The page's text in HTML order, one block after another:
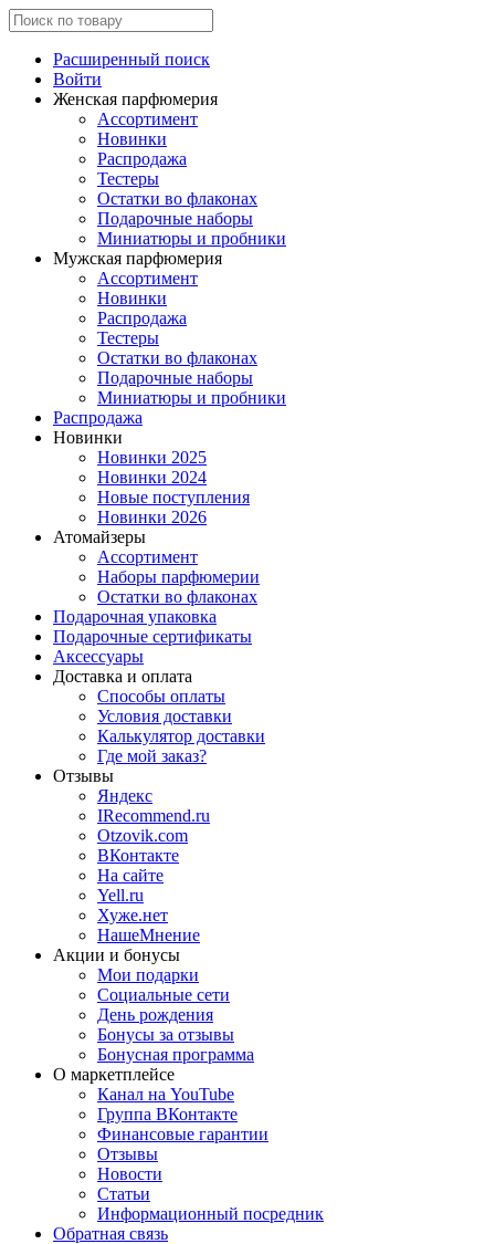
Расширенный поиск
Войти
Женская парфюмерия
Ассортимент
Новинки
Распродажа
Тестеры
Остатки во флаконах
Подарочные наборы
Миниатюры и пробники
Мужская парфюмерия
Ассортимент
Новинки
Распродажа
Тестеры
Остатки во флаконах
Подарочные наборы
Миниатюры и пробники
Распродажа
Новинки
Новинки 2025
Новинки 2024
Новые поступления
Новинки 2026
Атомайзеры
Ассортимент
Наборы парфюмерии
Остатки во флаконах
Подарочная упаковка
Подарочные сертификаты
Аксессуары
Доставка и оплата
Способы оплаты
Условия доставки
Калькулятор доставки
Где мой заказ?
Отзывы
Яндекс
IRecommend.ru
Otzovik.com
ВКонтакте
На сайте
Yell.ru
Хуже.нет
НашеМнение
Акции и бонусы
Мои подарки
Социальные сети
День рождения
Бонусы за отзывы
Бонусная программа
О маркетплейсе
Канал на YouTube
Группа ВКонтакте
Финансовые гарантии
Отзывы
Новости
Статьи
Информационный посредник
Обратная связь